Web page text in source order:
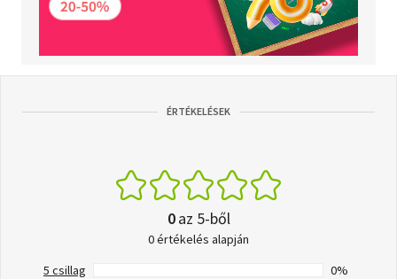
ÉRTÉKELÉSEK
0az 5-ből
0 értékelés alapján
5 csillag
0%